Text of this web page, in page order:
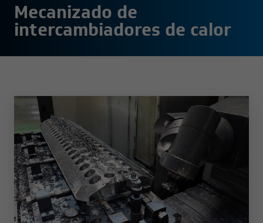
Mecanizado de
intercambiadores de calor